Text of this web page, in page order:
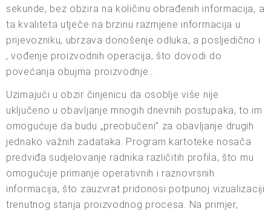
sekunde, bez obzira na količinu obrađenih informacija, a
ta kvaliteta utječe na brzinu razmjene informacija u
prijevozniku, ubrzava donošenje odluka, a posljedično i
, vođenje proizvodnih operacija, što dovodi do
povećanja obujma proizvodnje...
Uzimajući u obzir činjenicu da osoblje više nije
uključeno u obavljanje mnogih dnevnih postupaka, to im
omogućuje da budu „preobučeni” za obavljanje drugih
jednako važnih zadataka. Program kartoteke nosača
predviđa sudjelovanje radnika različitih profila, što mu
omogućuje primanje operativnih i raznovrsnih
informacija, što zauzvrat pridonosi potpunoj vizualizaciji
trenutnog stanja proizvodnog procesa. Na primjer,